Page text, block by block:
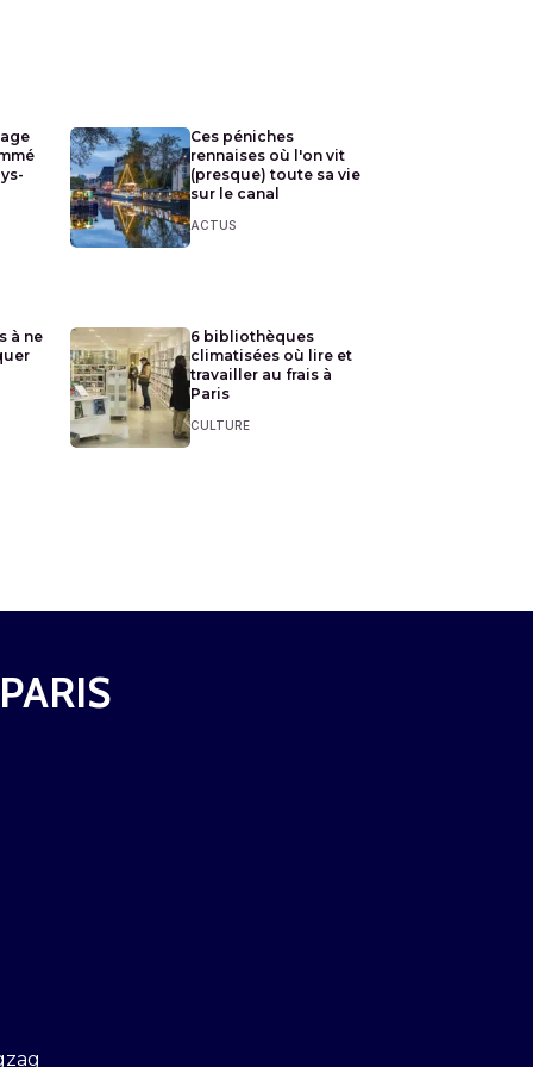
Ces péniches
rennaises où l'on vit
(presque) toute sa vie
sur le canal
ACTUS
à ne
6 bibliothèques
climatisées où lire et
travailler au frais à
Paris
CULTURE